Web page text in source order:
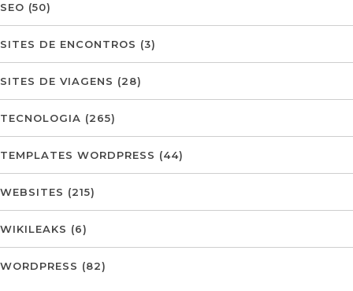
SEO (50)
SITES DE ENCONTROS (3)
SITES DE VIAGENS (28)
TECNOLOGIA (265)
TEMPLATES WORDPRESS (44)
WEBSITES (215)
WIKILEAKS (6)
WORDPRESS (82)